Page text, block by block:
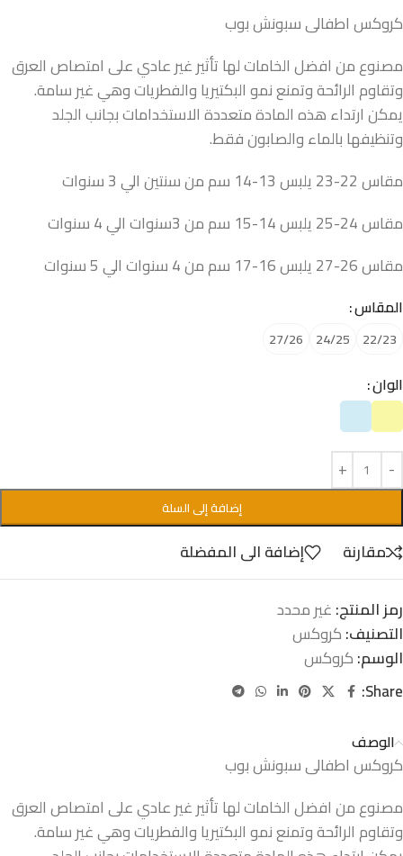
كروكس اطفالى سبونش بوب
مصنوع من افضل الخامات لها تأثير غير عادي على امتصاص العرق
وتقاوم الرائحة وتمنع نمو البكتيريا والفطريات وهي غير سامة.
يمكن ارتداء هذه المادة متعددة الاستخدامات بجانب الجلد
وتنظيفها بالماء والصابون فقط.
مقاس 22-23 يلبس 13-14 سم من سنتين الي 3 سنوات
مقاس 24-25 يلبس 14-15 سم من 3سنوات الي 4 سنوات
مقاس 26-27 يلبس 16-17 سم من 4 سنوات الي 5 سنوات
المقاس
22/23
24/25
27/26
الوان
إضافة إلى السلة
مقارنة
إضافة الى المفضلة
رمز المنتج:غير محدد
التصنيف:كروكس
الوسم:كروكس
Share:
الوصف
كروكس اطفالى سبونش بوب
مصنوع من افضل الخامات لها تأثير غير عادي على امتصاص العرق
وتقاوم الرائحة وتمنع نمو البكتيريا والفطريات وهي غير سامة.